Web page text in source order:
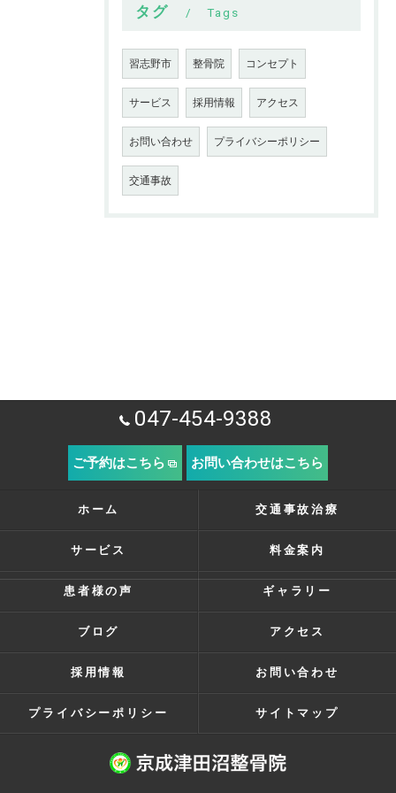
タグ Tags
習志野市 整骨院 コンセプト
サービス 採用情報 アクセス
お問い合わせ プライバシーポリシー
交通事故
047-454-9388
ご予約はこちら お問い合わせはこちら
ホーム 交通事故治療
サービス 料金案内
患者様の声 ギャラリー
ブログ アクセス
採用情報 お問い合わせ
プライバシーポリシー サイトマップ